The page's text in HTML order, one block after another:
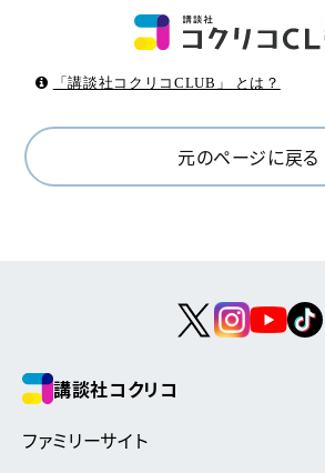
「講談社コクリコCLUB」 とは？
元のページに戻る
講談社コクリコ
ファミリーサイト